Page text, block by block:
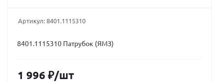
Артикул:8401.1115310
8401.1115310 Патрубок (ЯМЗ)
1 996 ₽/шт